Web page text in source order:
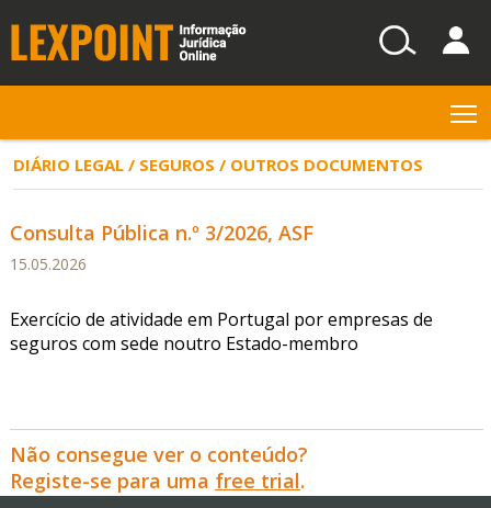
DIÁRIO LEGAL / SEGUROS / OUTROS DOCUMENTOS
Consulta Pública n.º 3/2026, ASF
15.05.2026
Exercício de atividade em Portugal por empresas de
seguros com sede noutro Estado-membro
Não consegue ver o conteúdo?
Registe-se para uma free trial.